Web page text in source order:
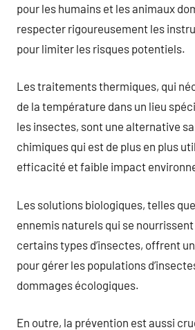
pour les humains et les animaux
respecter rigoureusement les
pour limiter les risques potentiels.
Les traitements thermiques, qui
de la température dans un lieu
les insectes, sont une alternative
chimiques qui est de plus en plus
efficacité et faible impact
Les solutions biologiques, telles
ennemis naturels qui se
certains types d’insectes, offrent
pour gérer les populations
dommages écologiques.
En outre, la prévention est aussi